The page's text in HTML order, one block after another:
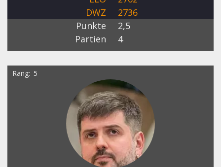
DWZ
2736
Punkte
2,5
Partien
4
Rang 5